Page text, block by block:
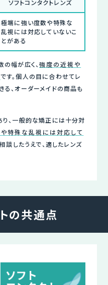
ソフトコンタクトレンズ
極端に強い度数や特殊な
乱視には対応していないこ
とがある
の幅が広く、強度の近視や
です。個人の目に合わせてレ
、オーダーメイドの商品も
り、一般的な矯正には十分対
特殊な乱視には対応して
談したうえで、適したレンズ
の共通点